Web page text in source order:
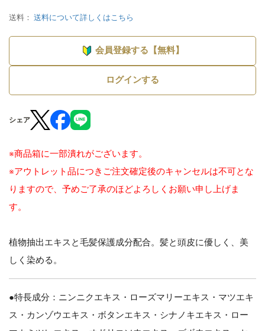
送料： 送料について詳しくはこちら
会員登録する【無料】
ログインする
シェア
※商品箱に一部潰れがございます。
※アウトレット品につきご注文確定後のキャンセルは不可とな
りますので、予めご了承のほどよろしくお願い申し上げま
す。
植物抽出エキスと毛髪保護成分配合。髪と頭皮に優しく、美
しく染める。
●特長成分：ニンニクエキス・ローズマリーエキス・マツエキ
ス・カンゾウエキス・ボタンエキス・シナノキエキス・ロー